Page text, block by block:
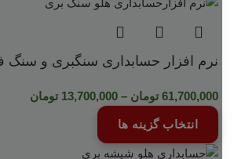
نرم افزار حسابداری سنگبری و
61,700,000 تومان –
13,700,000 تومان
انتخاب گزینه ها